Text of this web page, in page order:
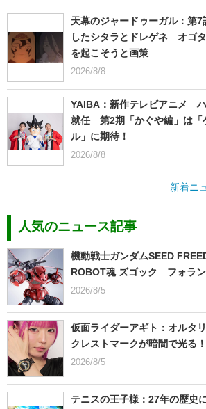
天幕のジャードゥーガル：第
したシタラとドレゲネ オゴ
を起こそうと画策
2026/8/8
YAIBA：新作テレビアニメ
就任 第2期「かぐや編」は「
ル」に期待！
2026/8/8
新着ニ
人気のニュース記事
機動戦士ガンダムSEED
ROBOT魂 ズゴック フォラ
2026/8/5
仮面ライダーアギト：オルタ
クレストマークが暗闇で光る！
2026/8/5
テニスの王子様：27年の歴